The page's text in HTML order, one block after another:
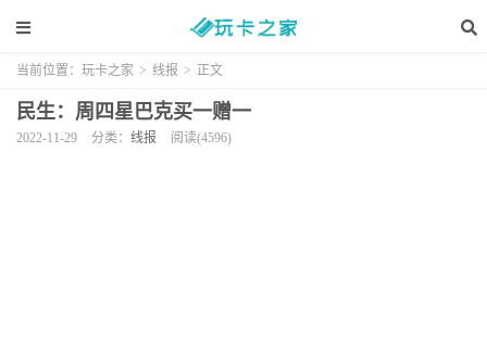
当前位置： 玩卡之家 > 线报 > 正文
民生：周四星巴克买一赠一
2022-11-29 分类： 线报 阅读(4596)